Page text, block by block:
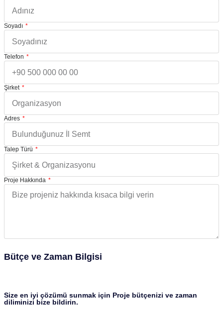
Soyadı
Telefon
Şirket
Adres
Talep Türü
Proje Hakkında
Bütçe ve Zaman Bilgisi
Size en iyi çözümü sunmak için Proje bütçenizi ve zaman
diliminizi bize bildirin.